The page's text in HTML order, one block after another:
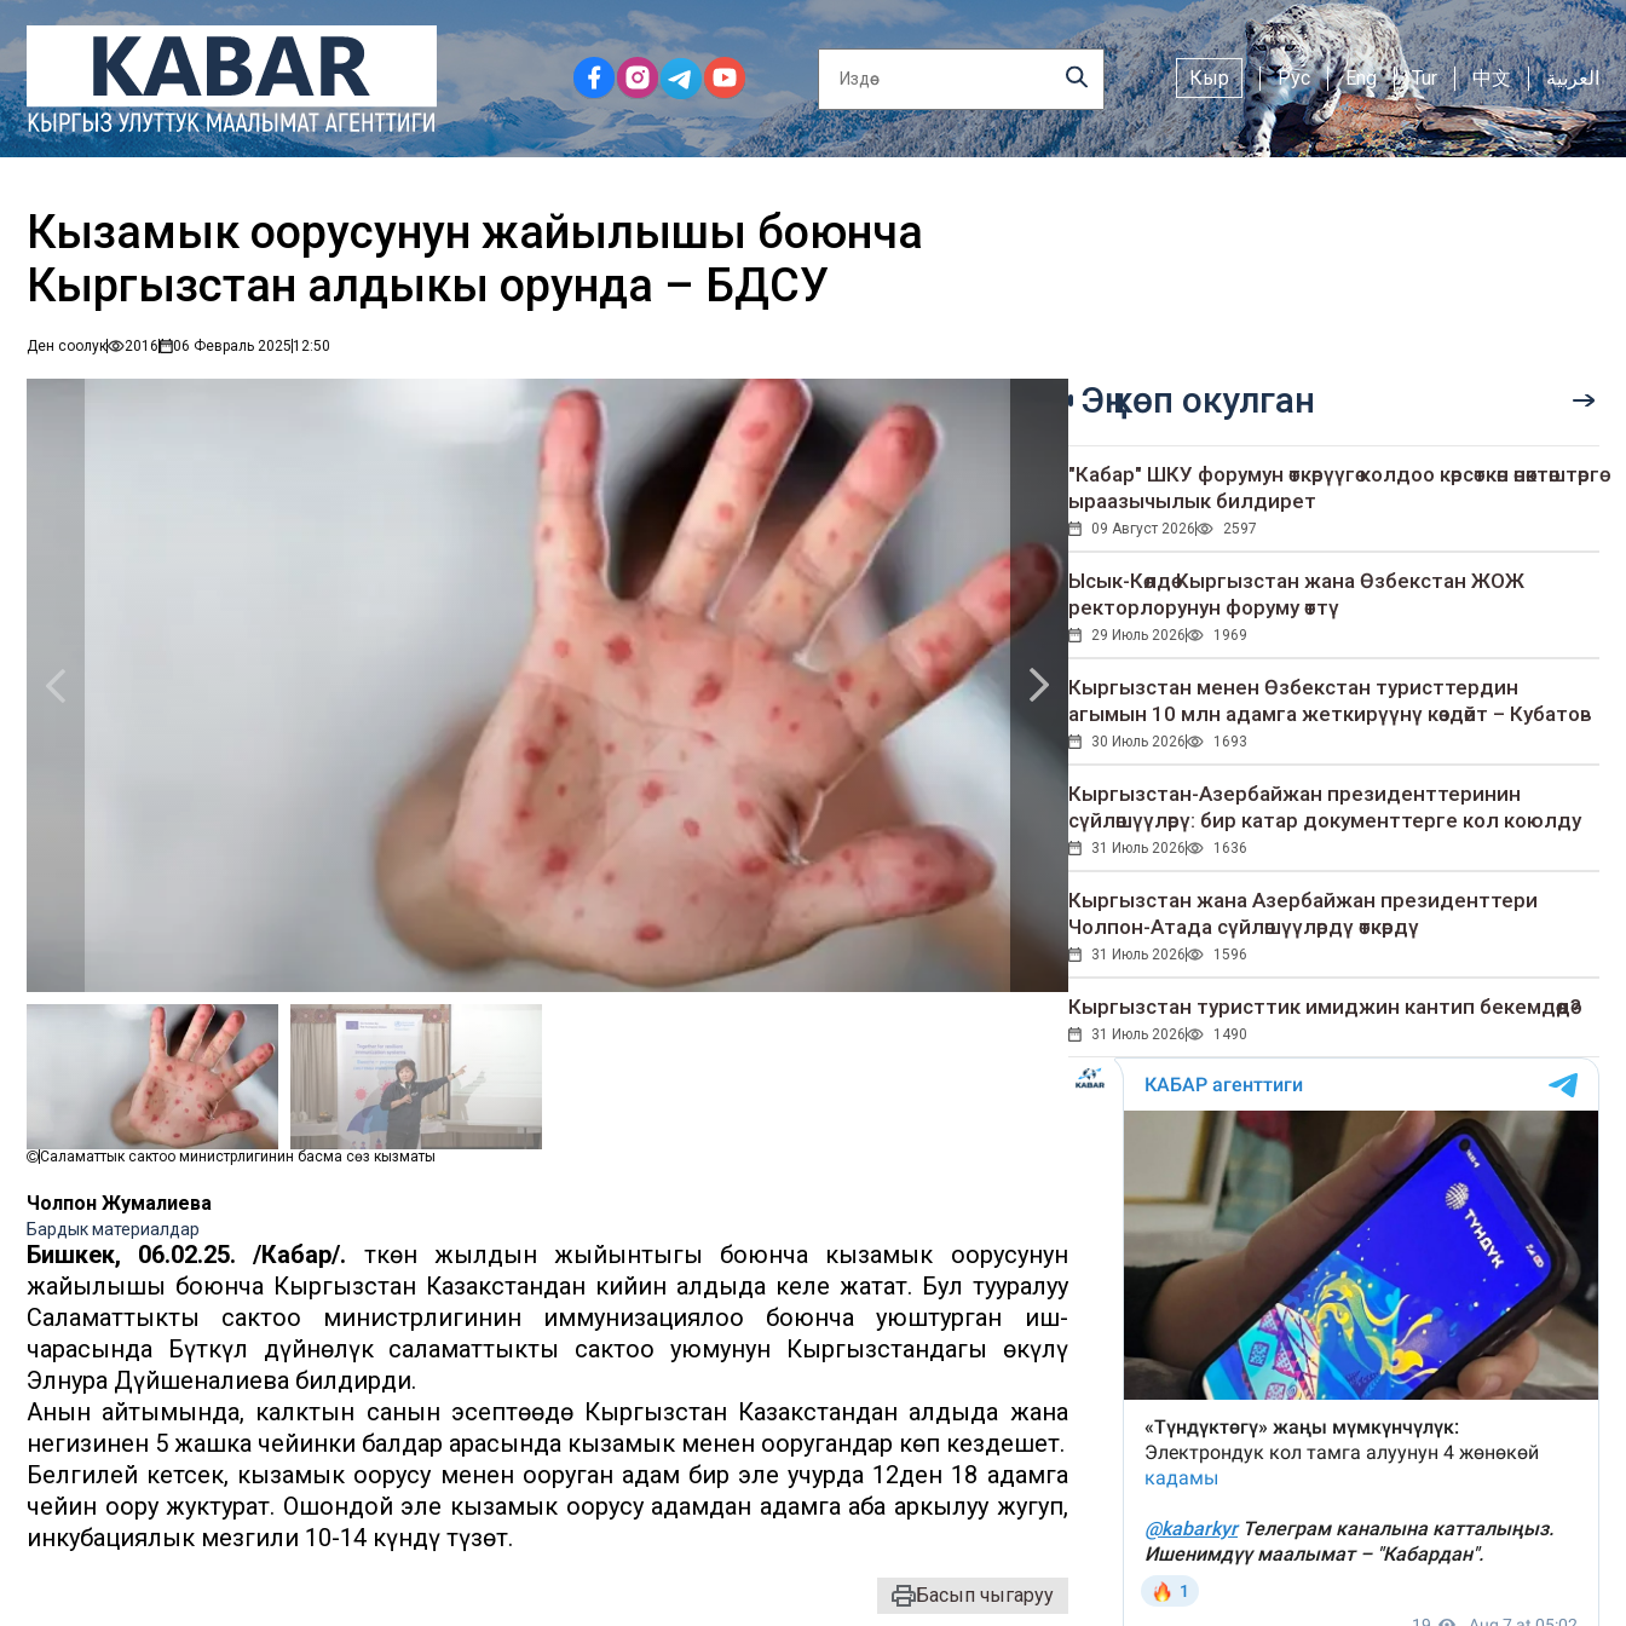
Кыр Рус Eng Tur 中文 العربية
Кызамык оорусунун жайылышы боюнча
Кыргызстан алдыңкы орунда – БДСУ
Ден соолук 2016 06 Февраль 202512:50
Саламаттык сактоо министрлигинин басма сөз кызматы
Чолпон Жумалиева
Бардык материалдар
Бишкек, 06.02.25. /Кабар/. Өткөн жылдын жыйынтыгы боюнча кызамык оорусунун
жайылышы боюнча Кыргызстан Казакстандан кийин алдыда келе жатат. Бул тууралуу
Саламаттыкты сактоо министрлигинин иммунизациялоо боюнча уюштурган иш-
чарасында Бүткүл дүйнөлүк саламаттыкты сактоо уюмунун Кыргызстандагы өкүлү
Элнура Дүйшеналиева билдирди.
Анын айтымында, калктын санын эсептөөдө Кыргызстан Казакстандан алдыда жана
негизинен 5 жашка чейинки балдар арасында кызамык менен ооругандар көп кездешет.
Белгилей кетсек, кызамык оорусу менен ооруган адам бир эле учурда 12ден 18 адамга
чейин оору жуктурат. Ошондой эле кызамык оорусу адамдан адамга аба аркылуу жугуп,
инкубациялык мезгили 10-14 күндү түзөт.
Басып чыгаруу
Эң көп окулган
"Кабар" ШКУ форумун өткөрүүгө колдоо көрсөткөн өнөктөштөргө
ыраазычылык билдирет
09 Август 2026 2597
Ысык-Көлдө Кыргызстан жана Өзбекстан ЖОЖ
ректорлорунун форуму өттү
29 Июль 2026 1969
Кыргызстан менен Өзбекстан туристтердин
агымын 10 млн адамга жеткирүүнү көздөйт – Кубатов
30 Июль 2026 1693
Кыргызстан-Азербайжан президенттеринин
сүйлөшүүлөрү: бир катар документтерге кол коюлду
31 Июль 2026 1636
Кыргызстан жана Азербайжан президенттери
Чолпон-Атада сүйлөшүүлөрдү өткөрдү
31 Июль 2026 1596
Кыргызстан туристтик имиджин кантип бекемдөөдө?
31 Июль 2026 1490